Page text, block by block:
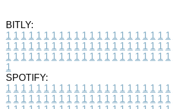
BITLY:
1 1 1 1 1 1 1 1 1 1 1 1 1 1 1 1 1 1 1 1 1 1
1 1 1 1 1 1 1 1 1 1 1 1 1 1 1 1 1 1 1 1 1 1
1 1 1 1 1 1 1 1 1 1 1 1 1 1 1 1 1 1 1 1 1 1
1
SPOTIFY:
1 1 1 1 1 1 1 1 1 1 1 1 1 1 1 1 1 1 1 1 1 1
1 1 1 1 1 1 1 1 1 1 1 1 1 1 1 1 1 1 1 1 1 1